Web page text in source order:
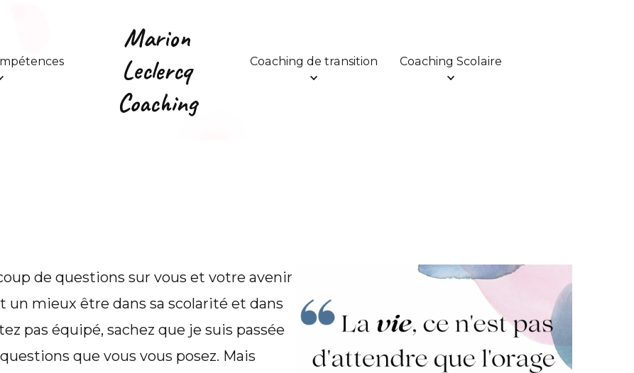
Coaching de transition Coaching Scolaire
Marion
Leclercq
Coaching
de questions sur vous et votre avenir
mieux être dans sa scolarité et dans
pas équipé, sachez que je suis passée
que vous vous posez. Mais